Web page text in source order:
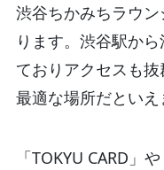
渋谷ちかみちラウ
ります。渋谷駅か
ておりアクセスも
最適な場所だといえ
「TOKYU CARD」